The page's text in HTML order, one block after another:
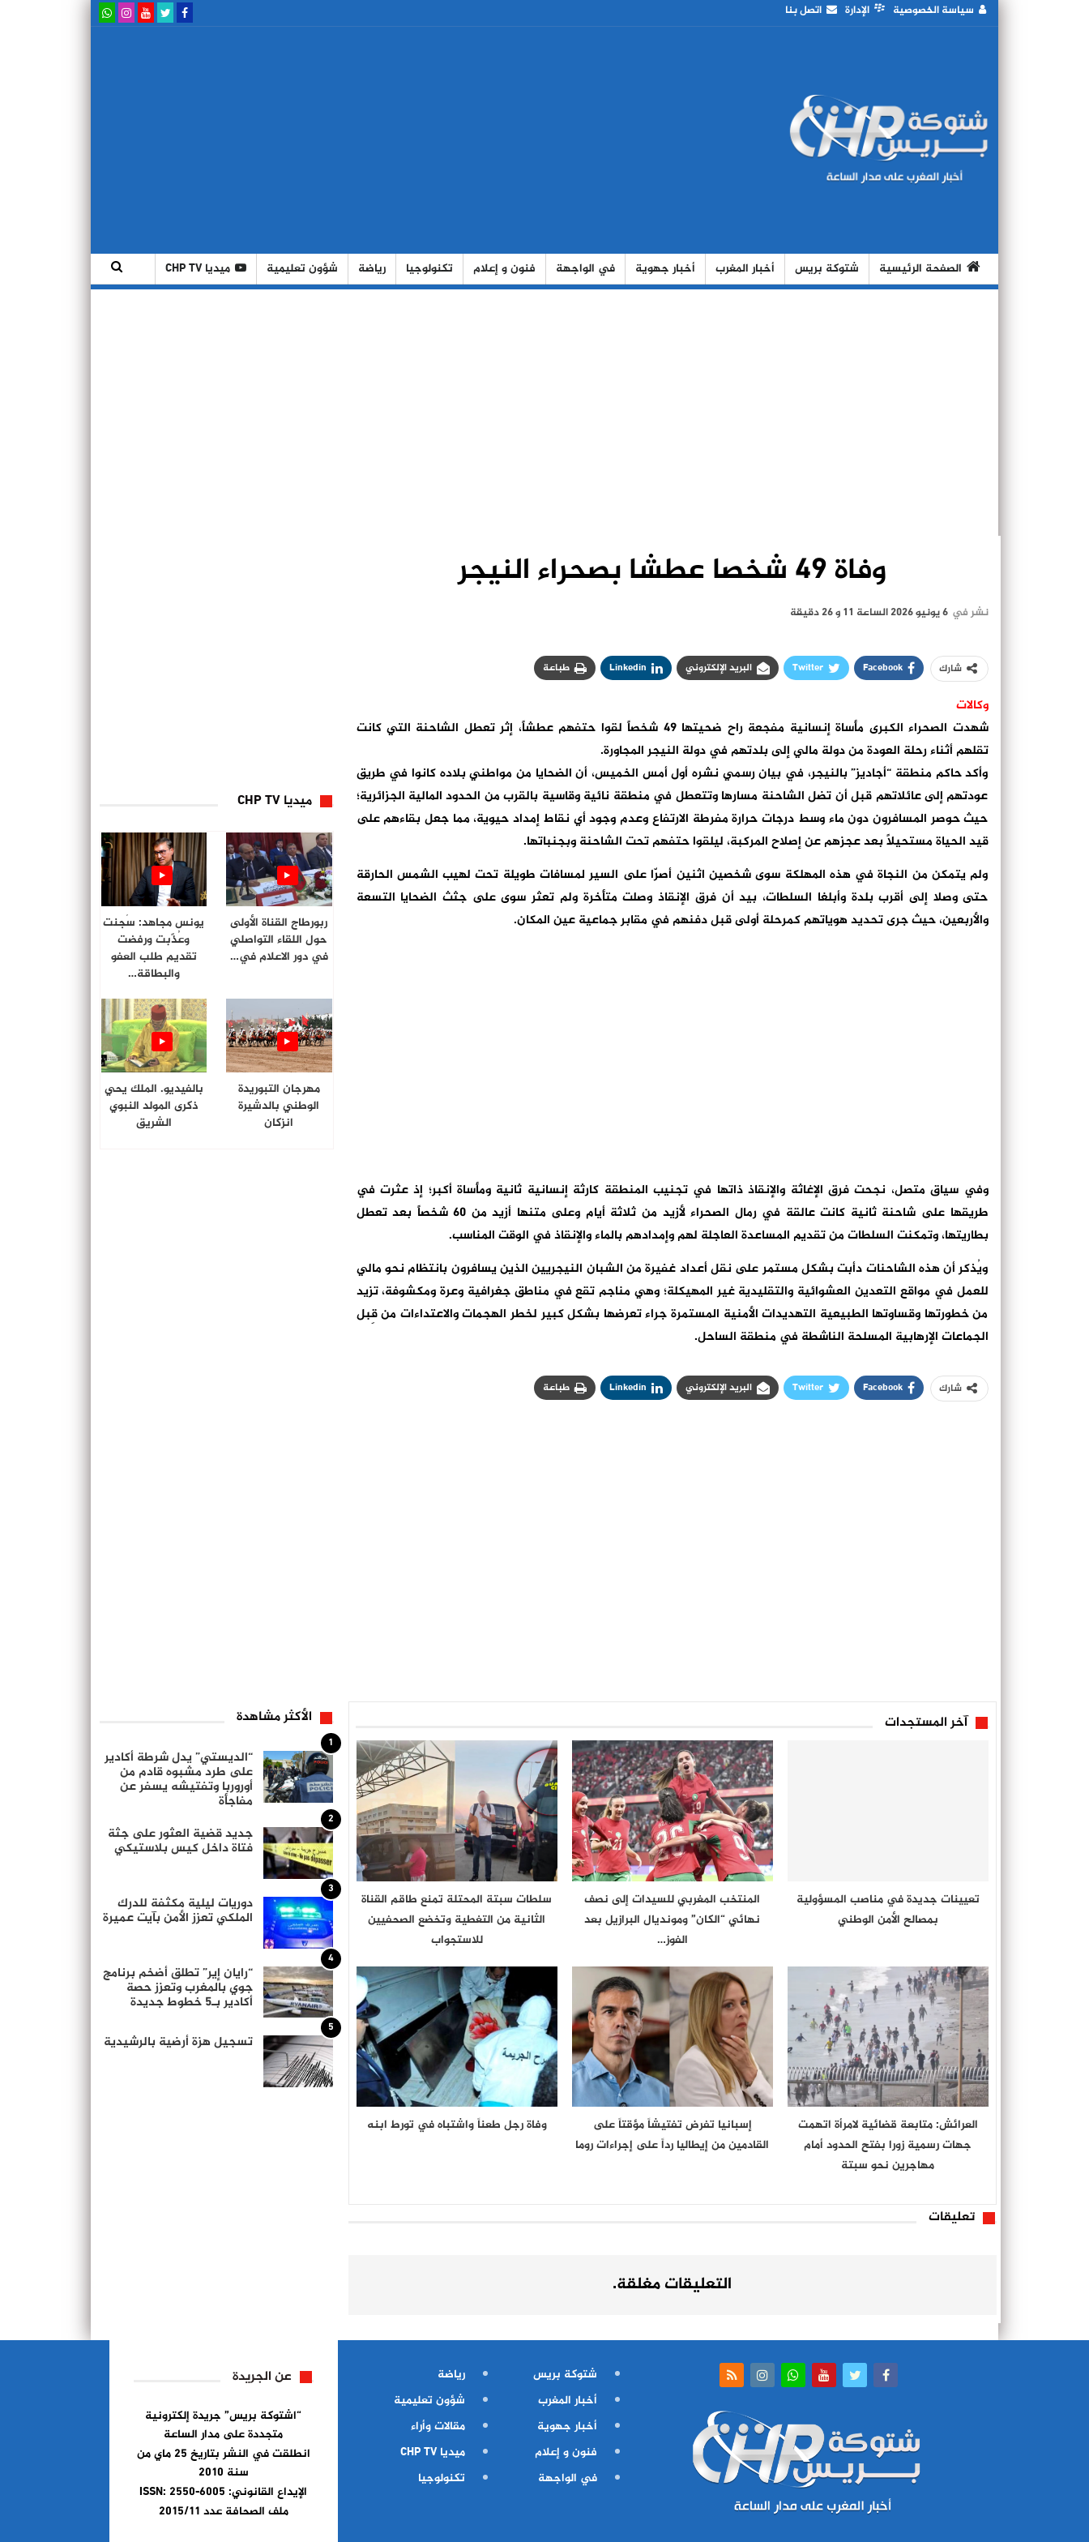
سياسة الخصوصية الإدارة اتصل بنا
الصفحة الرئيسية شتوكة بريس أخبار المغرب أخبار جهوية في الواجهة فنون و إعلام تكنولوجيا رياضة شؤون تعليمية ميديا CHP TV
وفاة 49 شخصا عطشا بصحراء النيجر
نشر في 6 يونيو 2026 الساعة 11 و 26 دقيقة
شارك Facebook
Twitter البريد الإلكتروني Linkedin طباعة
وكالات
شهدت الصحراء الكبرى مأساة إنسانية مفجعة راح ضحيتها 49 شخصاً لقوا حتفهم عطشاً، إثر تعطل الشاحنة التي كانت
تقلهم أثناء رحلة العودة من دولة مالي إلى بلدتهم في دولة النيجر المجاورة.
وأكد حاكم منطقة “أجاديز” بالنيجر، في بيان رسمي نشره أول أمس الخميس، أن الضحايا من مواطني بلاده كانوا في طريق
عودتهم إلى عائلاتهم قبل أن تضل الشاحنة مسارها وتتعطل في منطقة نائية وقاسية بالقرب من الحدود المالية الجزائرية؛
حيث حوصر المسافرون دون ماء وسط درجات حرارة مفرطة الارتفاع وعدم وجود أي نقاط إمداد حيوية، مما جعل بقاءهم على
قيد الحياة مستحيلاً بعد عجزهم عن إصلاح المركبة، ليلقوا حتفهم تحت الشاحنة وبجنباتها.
ولم يتمكن من النجاة في هذه المهلكة سوى شخصين اثنين أصرّا على السير لمسافات طويلة تحت لهيب الشمس الحارقة
حتى وصلا إلى أقرب بلدة وأبلغا السلطات، بيد أن فرق الإنقاذ وصلت متأخرة ولم تعثر سوى على جثث الضحايا التسعة
والأربعين، حيث جرى تحديد هوياتهم كمرحلة أولى قبل دفنهم في مقابر جماعية عين المكان.
وفي سياق متصل، نجحت فرق الإغاثة والإنقاذ ذاتها في تجنيب المنطقة كارثة إنسانية ثانية ومأساة أكبر؛ إذ عثرت في
طريقها على شاحنة ثانية كانت عالقة في رمال الصحراء لأزيد من ثلاثة أيام وعلى متنها أزيد من 60 شخصاً بعد تعطل
بطاريتها، وتمكنت السلطات من تقديم المساعدة العاجلة لهم وإمدادهم بالماء والإنقاذ في الوقت المناسب.
ويُذكر أن هذه الشاحنات دأبت بشكل مستمر على نقل أعداد غفيرة من الشبان النيجريين الذين يسافرون بانتظام نحو مالي
للعمل في مواقع التعدين العشوائية والتقليدية غير المهيكلة؛ وهي مناجم تقع في مناطق جغرافية وعرة ومكشوفة، تزيد
من خطورتها وقساوتها الطبيعية التهديدات الأمنية المستمرة جراء تعرضها بشكل كبير لخطر الهجمات والاعتداءات من قِبل
الجماعات الإرهابية المسلحة الناشطة في منطقة الساحل.
شارك Facebook
Twitter البريد الإلكتروني Linkedin طباعة
آخر المستجدات
تعيينات جديدة في مناصب المسؤولية
بمصالح الأمن الوطني
المنتخب المغربي للسيدات إلى نصف
نهائي “الكان” ومونديال البرازيل بعد
الفوز…
سلطات سبتة المحتلة تمنع طاقم القناة
الثانية من التغطية وتخضع الصحفيين
للاستجواب
العرائش: متابعة قضائية لامرأة اتهمت
جهات رسمية زورا بفتح الحدود أمام
مهاجرين نحو سبتة
إسبانيا تفرض تفتيشاً مؤقتاً على
القادمين من إيطاليا رداً على إجراءات روما
وفاة رجل طعناً واشتباه في تورط ابنه
تعليقات
التعليقات مغلقة.
ميديا CHP TV
ربورطاج القناة الأولى
حول اللقاء التواصلي
في دور الاعلام في…
يونس مجاهد: سُجنت
وعُذّبت ورفضت
تقديم طلب العفو
والبطاقة…
مهرجان التبوريدة
الوطني بالدشيرة
انزكان
بالفيديو. الملك يحي
ذكرى المولد النبوي
الشريق
الأكثر مشاهدة
1
“الديستي” يدل شرطة أكادير
على طرد مشبوه قادم من
أوروربا وتفتيشه يسفر عن
مفاجأة
2
جديد قضية العثور على جثة
فتاة داخل كيس بلاستيكي
3
دوريات ليلية مكثفة للدرك
الملكي تعزز الأمن بآيت عميرة
4
“رايان إير” تطلق أضخم برنامج
جوي بالمغرب وتعزز حصة
أكادير بـ5 خطوط جديدة
5
تسجيل هزة أرضية بالرشيدية
شتوكة بريس
أخبار المغرب
أخبار جهوية
فنون و إعلام
في الواجهة
رياضة
شؤون تعليمية
مقالات وأراء
ميديا CHP TV
تكنولوجيا
عن الجريدة
“اشتوكة بريس” جريدة إلكترونية
متجددة على مدار الساعة
انطلقت في النشر بتاريخ 25 ماي من
سنة 2010
الإيداع القانوني: ISSN: 2550-6005
ملف الصحافة عدد 2015/11